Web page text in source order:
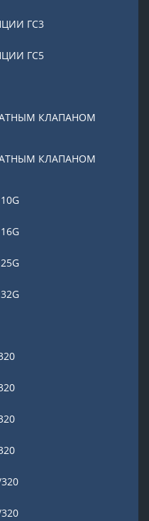
ГС3
ГС5
КЛАПАНОМ
КЛАПАНОМ